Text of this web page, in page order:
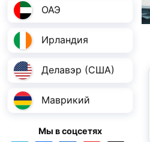
ОАЭ
Ирландия
Делавэр (США)
Маврикий
Мы в соцсетях